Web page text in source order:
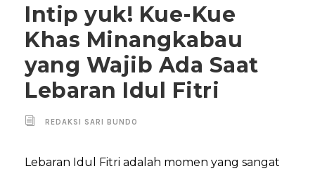
Intip yuk! Kue-Kue
Khas Minangkabau
yang Wajib Ada Saat
Lebaran Idul Fitri
REDAKSI SARI BUNDO
Lebaran Idul Fitri adalah momen yang sangat